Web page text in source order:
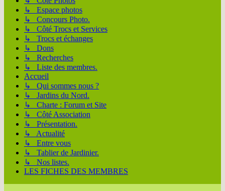
↳ Espace photos
↳ Concours Photo.
↳ Côté Trocs et Services
↳ Trocs et échanges
↳ Dons
↳ Recherches
↳ Liste des membres.
Accueil
↳ Qui sommes nous ?
↳ Jardins du Nord.
↳ Charte : Forum et Site
↳ Côté Association
↳ Présentation.
↳ Actualité
↳ Entre vous
↳ Tablier de Jardinier.
↳ Nos listes.
LES FICHES DES MEMBRES